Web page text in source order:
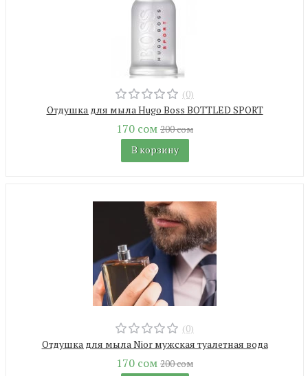
(0)
Отдушка для мыла Hugo Boss BOTTLED SPORT
170 сом 200 сом
В корзину
(0)
Отдушка для мыла Nior мужская туалетная вода
170 сом 200 сом